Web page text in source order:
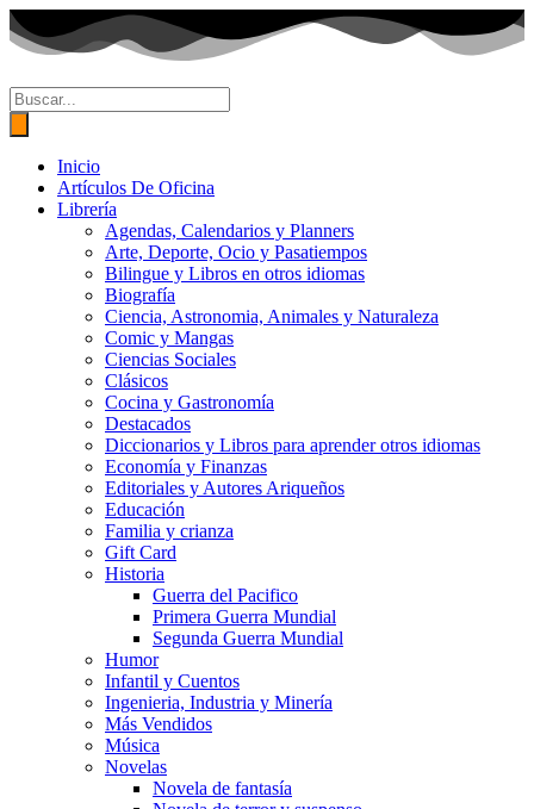
Ir
al
contenido
Búsqueda
de
productos
Inicio
Artículos De Oficina
Librería
Agendas, Calendarios y Planners
Arte, Deporte, Ocio y Pasatiempos
Bilingue y Libros en otros idiomas
Biografía
Ciencia, Astronomia, Animales y Naturaleza
Comic y Mangas
Ciencias Sociales
Clásicos
Cocina y Gastronomía
Destacados
Diccionarios y Libros para aprender otros idiomas
Economía y Finanzas
Editoriales y Autores Ariqueños
Educación
Familia y crianza
Gift Card
Historia
Guerra del Pacifico
Primera Guerra Mundial
Segunda Guerra Mundial
Humor
Infantil y Cuentos
Ingenieria, Industria y Minería
Más Vendidos
Música
Novelas
Novela de fantasía